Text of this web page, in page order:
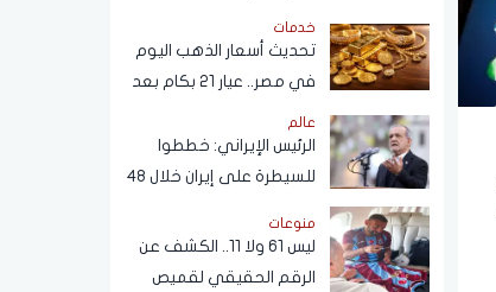
تفاصيل طقس الأيام المقبلة
خدمات
تحديث أسعار الذهب اليوم
في مصر.. عيار 21 بكام بعد
التحركات الآخيرة؟
عالم
الرئيس الإيراني: خططوا
للسيطرة على إيران خلال 48
منوعات
ليس 61 ولا 11.. الكشف عن
الرقم الحقيقي لقميص